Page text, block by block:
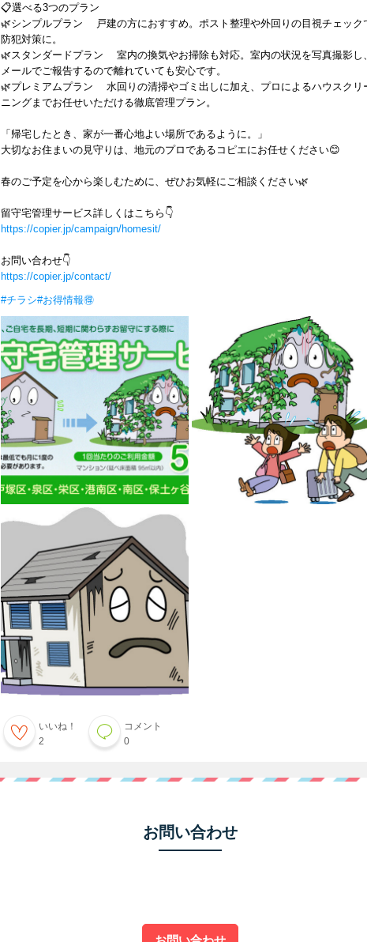
📋選べる3つのプラン
🌿シンプルプラン 戸建の方におすすめ。ポスト整理や外回りの目視チェック
防犯対策に。
🌿スタンダードプラン 室内の換気やお掃除も対応。室内の状況を写真撮影し、
メールでご報告するので離れていても安心です。
🌿プレミアムプラン 水回りの清掃やゴミ出しに加え、プロによるハウスクリ
ニングまでお任せいただける徹底管理プラン。
「帰宅したとき、家が一番心地よい場所であるように。」
大切なお住まいの見守りは、地元のプロであるコピエにお任せください😊
春のご予定を心から楽しむために、ぜひお気軽にご相談ください🌿
留守宅管理サービス詳しくはこちら👇
https://copier.jp/campaign/homesit/
お問い合わせ👇
https://copier.jp/contact/
#チラシ#お得情報🉐
いいね！
2
コメント
0
お問い合わせ